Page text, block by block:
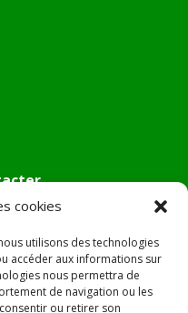
cookies
utilisons des technologies
accéder aux informations sur
nous permettra de
de navigation ou les
ou retirer son
Pietra di Verde
Verde